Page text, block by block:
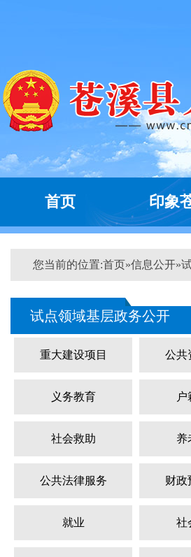
首页 印象
您当前的位置:首页»信息公开»
试点领域基层政务公开
重大建设项目 公共
义务教育 户
社会救助 养
公共法律服务 财政
就业 社